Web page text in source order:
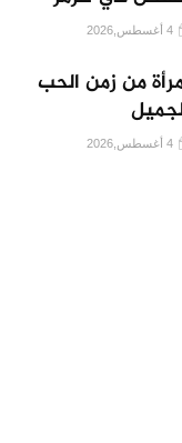
من زمن الحب